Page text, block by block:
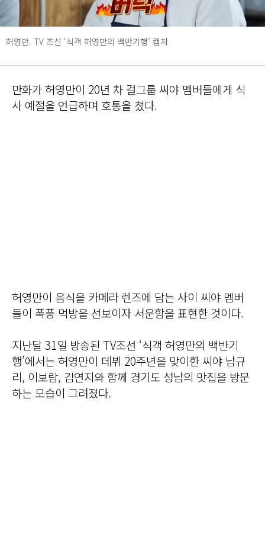
허영만. TV 조선 ‘식객 허영만의 백반기행’ 캡처
만화가 허영만이 20년 차 걸그룹 씨야 멤버들에게 식
사 예절을 언급하며 호통을 쳤다.
허영만이 음식을 카메라 렌즈에 담는 사이 씨야 멤버
들이 폭풍 먹방을 선보이자 서운함을 표현한 것이다.
지난달 31일 방송된 TV조선 ‘식객 허영만의 백반기
행’에서는 허영만이 데뷔 20주년을 맞이한 씨야 남규
리, 이보람, 김연지와 함께 경기도 성남의 맛집을 방문
하는 모습이 그려졌다.